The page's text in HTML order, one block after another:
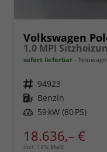
Volkswagen
sofort lieferbar
Fahrzeugnr. 94923
Kraftstoff Benzin
Leistung 59 kW (80 PS)
18.636,– €
incl. 19% MwSt.